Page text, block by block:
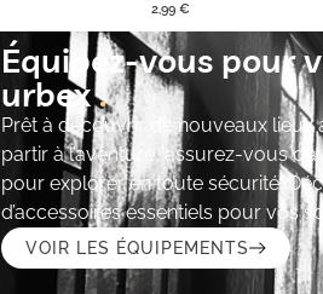
2,99€
Équipez-vous pour
urbex
Prêt à découvrir de nouveaux lieux
partir à l’aventure, assurez-vous
pour explorer en toute sécurité.
d’accessoires essentiels pour vos
VOIR LES ÉQUIPEMENTS